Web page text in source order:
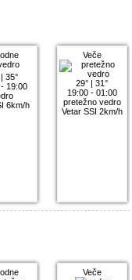
|35°
19:00
6km/h
Veče
29° |31°
19:00 - 01:00
pretežno vedro
Vetar SSI 2km/h
Veče